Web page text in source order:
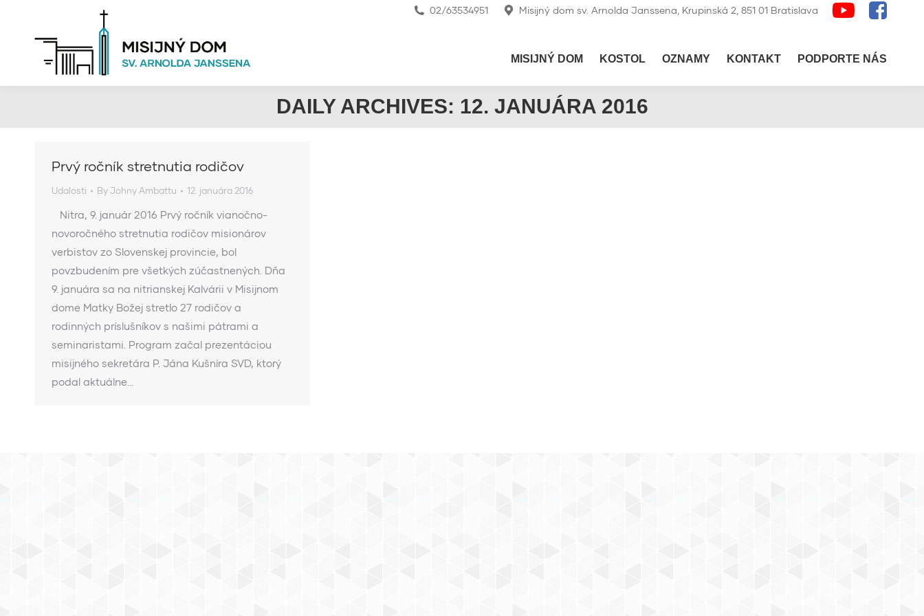
02/63534951 Misijný dom sv. Arnolda Janssena, Krupinská 2, 851 01 Bratislava
MISIJNÝ DOM KOSTOL OZNAMY KONTAKT PODPORTE NÁS
DAILY ARCHIVES: 12. JANUÁRA 2016
Prvý ročník stretnutia rodičov
Udalosti By Johny Ambattu 12. januára 2016
Nitra, 9. január 2016 Prvý ročník vianočno-
novoročného stretnutia rodičov misionárov
verbistov zo Slovenskej provincie, bol
povzbudením pre všetkých zúčastnených. Dňa
9. januára sa na nitrianskej Kalvárii v Misijnom
dome Matky Božej stretlo 27 rodičov a
rodinných príslušníkov s našimi pátrami a
seminaristami. Program začal prezentáciou
misijného sekretára P. Jána Kušníra SVD, ktorý
podal aktuálne…